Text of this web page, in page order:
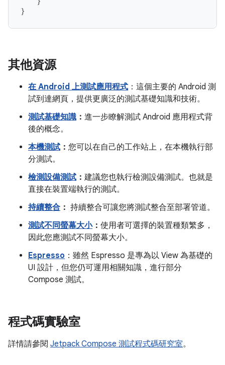
}
其他資源
在 Android 上測試應用程式 ：這個主要的 Android 測
試到達網頁，提供更廣泛的測試基礎知識和技術。
測試基礎知識 ： 進一步瞭解測試 Android 應用程式背
後的概念。
本機測試 ： 您可以在自己的工作站上，在本機執行部
分測試。
檢測設備測試 ： 建議您也執行檢測設備測試。也就是
直接在裝置端執行的測試。
持續整合 ： 持續整合可讓您將測試整合至部署管道。
測試不同螢幕大小： 使用者可選擇的裝置種類繁多，
因此您應測試不同螢幕大小。
Espresso ：雖然 Espresso 是專為以 View 為基礎的
UI 設計，但您仍可運用相關知識，進行部分
Compose 測試。
程式碼實驗室
詳情請參閱 Jetpack Compose 測試程式碼研究室。